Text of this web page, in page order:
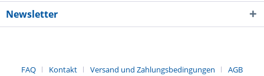
Newsletter
FAQ Kontakt Versand und Zahlungsbedingungen
AGB